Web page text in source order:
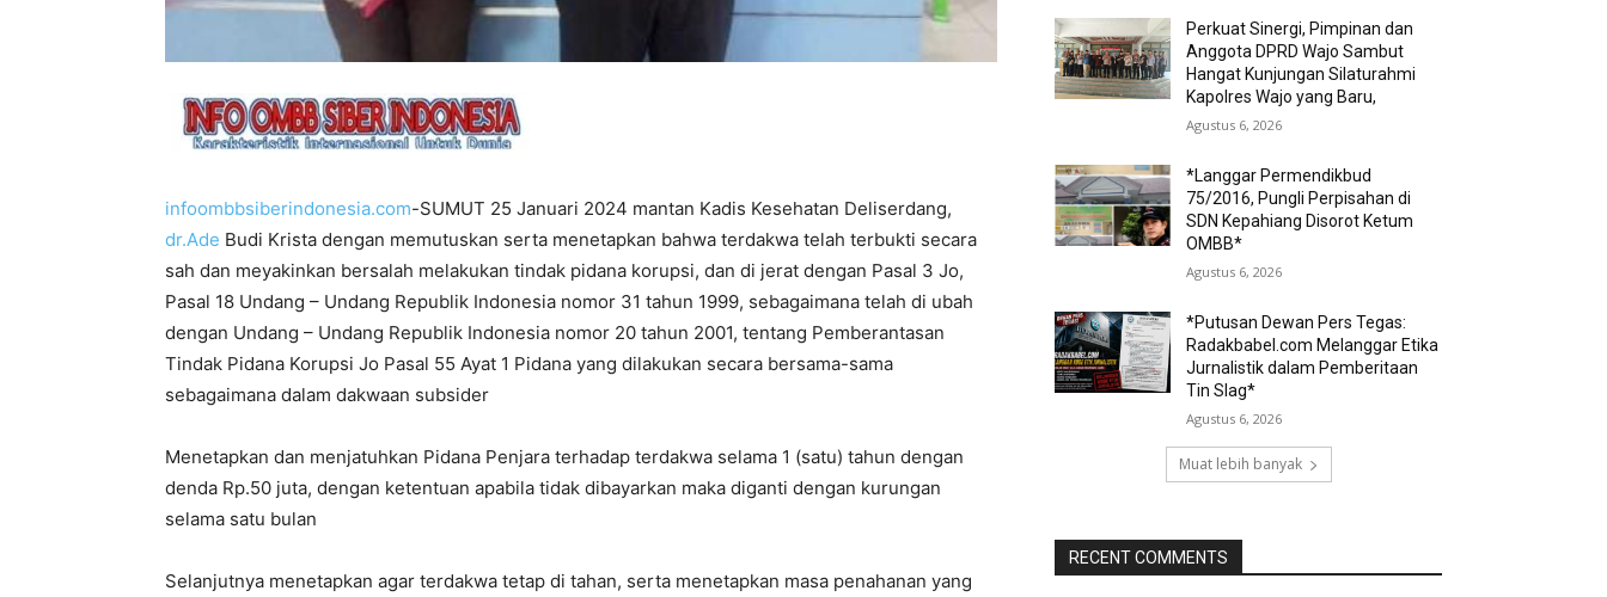
infoombbsiberindonesia.com-SUMUT 25 Januari 2024 mantan Kadis Kesehatan Deliserdang,
dr.Ade Budi Krista dengan memutuskan serta menetapkan bahwa terdakwa telah terbukti secara
sah dan meyakinkan bersalah melakukan tindak pidana korupsi, dan di jerat dengan Pasal 3 Jo,
Pasal 18 Undang – Undang Republik Indonesia nomor 31 tahun 1999, sebagaimana telah di ubah
dengan Undang – Undang Republik Indonesia nomor 20 tahun 2001, tentang Pemberantasan
Tindak Pidana Korupsi Jo Pasal 55 Ayat 1 Pidana yang dilakukan secara bersama-sama
sebagaimana dalam dakwaan subsider
Menetapkan dan menjatuhkan Pidana Penjara terhadap terdakwa selama 1 (satu) tahun dengan
denda Rp.50 juta, dengan ketentuan apabila tidak dibayarkan maka diganti dengan kurungan
selama satu bulan
Selanjutnya menetapkan agar terdakwa tetap di tahan, serta menetapkan masa penahanan yang
Perkuat Sinergi, Pimpinan dan
Anggota DPRD Wajo Sambut
Hangat Kunjungan Silaturahmi
Kapolres Wajo yang Baru,
Agustus 6, 2026
*Langgar Permendikbud
75/2016, Pungli Perpisahan di
SDN Kepahiang Disorot Ketum
OMBB*
Agustus 6, 2026
*Putusan Dewan Pers Tegas:
Radakbabel.com Melanggar Etika
Jurnalistik dalam Pemberitaan
Tin Slag*
Agustus 6, 2026
Muat lebih banyak
RECENT COMMENTS